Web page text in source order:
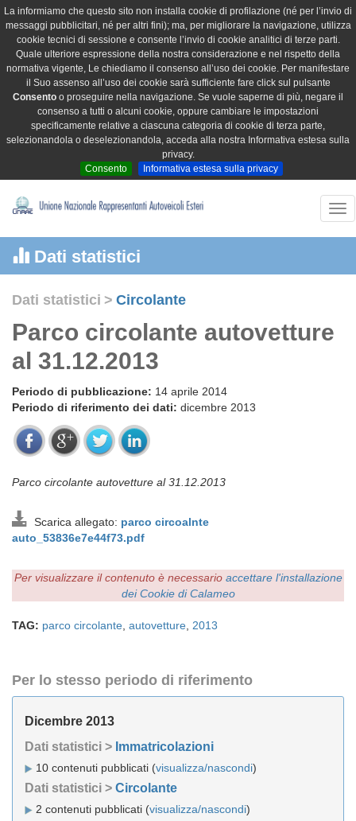
La informiamo che questo sito non installa cookie di profilazione (né per l’invio di
messaggi pubblicitari, né per altri fini); ma, per migliorare la navigazione, utilizza
cookie tecnici di sessione e consente l’invio di cookie analitici di terze parti.
Quale ulteriore espressione della nostra considerazione e nel rispetto della
normativa vigente, Le chiediamo il consenso all’uso dei cookie. Per manifestare
il Suo assenso all’uso dei cookie sarà sufficiente fare click sul pulsante
Consento o proseguire nella navigazione. Se vuole saperne di più, negare il
consenso a tutti o alcuni cookie, oppure cambiare le impostazioni
specificamente relative a ciascuna categoria di cookie di terza parte,
selezionandola o deselezionandola, acceda alla nostra Informativa estesa sulla
privacy.
Consento
Informativa estesa sulla privacy
Dati statistici
Dati statistici > Circolante
Parco circolante autovetture
al 31.12.2013
Periodo di pubblicazione: 14 aprile 2014
Periodo di riferimento dei dati: dicembre 2013
Parco circolante autovetture al 31.12.2013
Scarica allegato: parco circoalnte
auto_53836e7e44f73.pdf
Per visualizzare il contenuto è necessario accettare l'installazione
dei Cookie di Calameo
TAG: parco circolante autovetture 2013
Per lo stesso periodo di riferimento
Dicembre 2013
Dati statistici > Immatricolazioni
10 contenuti pubblicati (visualizza/nascondi)
Dati statistici > Circolante
2 contenuti pubblicati (visualizza/nascondi)